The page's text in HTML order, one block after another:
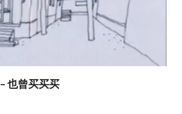
也曾买买买